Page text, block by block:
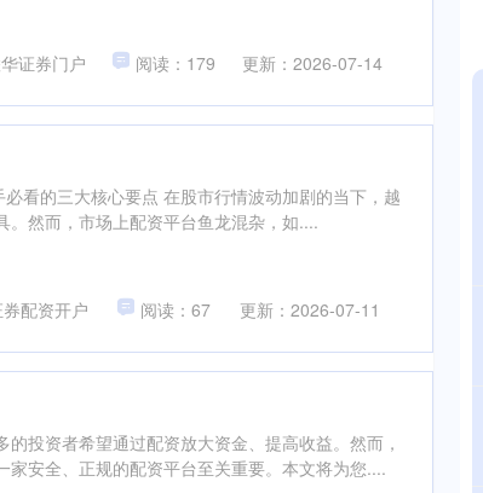
证券门户 阅读：179 更新：2026-07-14
看的三大核心要点 在股市行情波动加剧的当下，越
然而，市场上配资平台鱼龙混杂，如....
配资开户 阅读：67 更新：2026-07-11
投资者希望通过配资放大资金、提高收益。然而，
安全、正规的配资平台至关重要。本文将为您....